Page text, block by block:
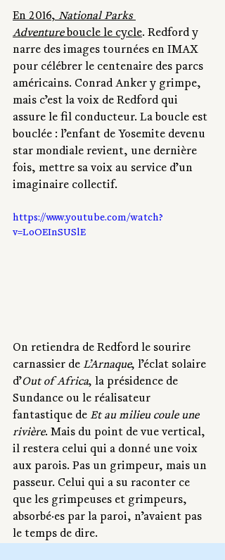
En 2016, National Parks
Adventure boucle le cycle. Redford y
narre des images tournées en IMAX
pour célébrer le centenaire des parcs
américains. Conrad Anker y grimpe,
mais c’est la voix de Redford qui
assure le fil conducteur. La boucle est
bouclée : l’enfant de Yosemite devenu
star mondiale revient, une dernière
fois, mettre sa voix au service d’un
imaginaire collectif.
https://www.youtube.com/watch?
v=LoOEInSUSlE
On retiendra de Redford le sourire
carnassier de L’Arnaque, l’éclat solaire
d’Out of Africa, la présidence de
Sundance ou le réalisateur
fantastique de Et au milieu coule une
rivière. Mais du point de vue vertical,
il restera celui qui a donné une voix
aux parois. Pas un grimpeur, mais un
passeur. Celui qui a su raconter ce
que les grimpeuses et grimpeurs,
absorbé·es par la paroi, n’avaient pas
le temps de dire.